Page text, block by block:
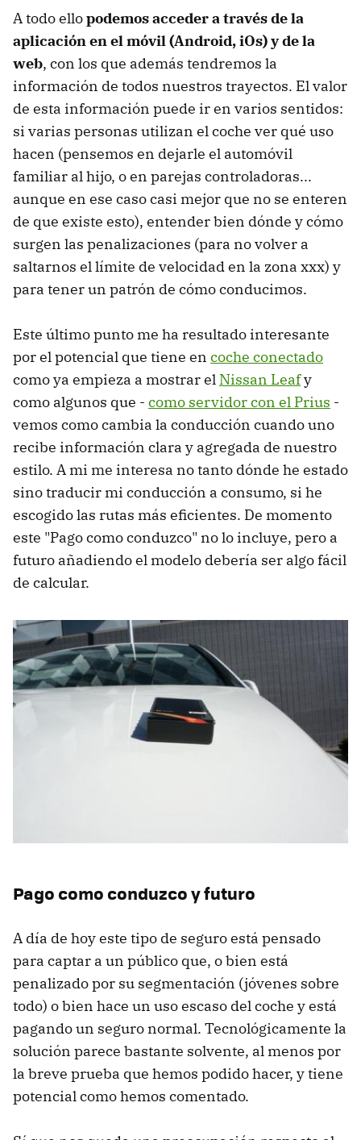
A todo ellopodemos acceder a través de la
aplicación en el móvil (Android, iOs) y de la
web, con los que además tendremos la
información de todos nuestros trayectos. El valor
de esta información puede ir en varios sentidos:
si varias personas utilizan el coche ver qué uso
hacen (pensemos en dejarle el automóvil
familiar al hijo, o en parejas controladoras...
aunque en ese caso casi mejor que no se enteren
de que existe esto), entender bien dónde y cómo
surgen las penalizaciones (para no volver a
saltarnos el límite de velocidad en la zona xxx) y
para tener un patrón de cómo conducimos.
Este último punto me ha resultado interesante
por el potencial que tiene en coche conectado
como ya empieza a mostrar el Nissan Leafy
como algunos que - como servidor con el Prius -
vemos como cambia la conducción cuando uno
recibe información clara y agregada de nuestro
estilo. A mi me interesa no tanto dónde he estado
sino traducir mi conducción a consumo, si he
escogido las rutas más eficientes. De momento
este "Pago como conduzco" no lo incluye, pero a
futuro añadiendo el modelo debería ser algo fácil
de calcular.
Pago como conduzco y futuro
A día de hoy este tipo de seguro está pensado
para captar a un público que, o bien está
penalizado por su segmentación (jóvenes sobre
todo) o bien hace un uso escaso del coche y está
pagando un seguro normal. Tecnológicamente la
solución parece bastante solvente, al menos por
la breve prueba que hemos podido hacer, y tiene
potencial como hemos comentado.